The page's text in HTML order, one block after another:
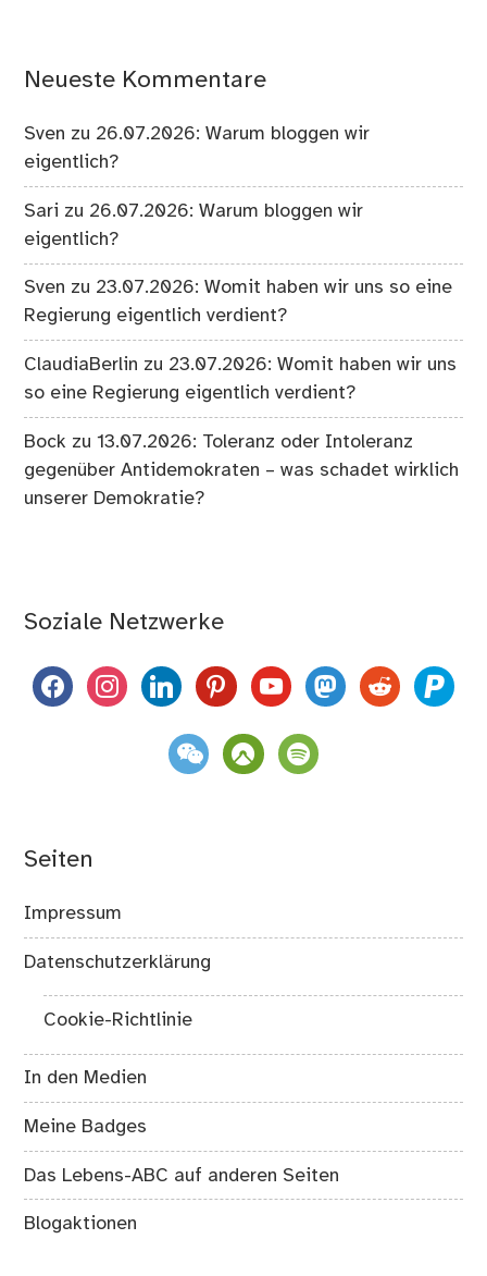
Neueste Kommentare
Sven zu 26.07.2026: Warum bloggen wir
eigentlich?
Sari zu 26.07.2026: Warum bloggen wir
eigentlich?
Sven zu 23.07.2026: Womit haben wir uns so eine
Regierung eigentlich verdient?
ClaudiaBerlin zu 23.07.2026: Womit haben wir uns
so eine Regierung eigentlich verdient?
Bock zu13.07.2026: Toleranz oder Intoleranz
gegenüber Antidemokraten – was schadet wirklich
unserer Demokratie?
Soziale Netzwerke
facebookinstagramlinkedinpinterestyoutubemastodon
reddit paypal
weixin komootspotify
Seiten
Impressum
Datenschutzerklärung
Cookie-Richtlinie
In den Medien
Meine Badges
Das Lebens-ABC auf anderen Seiten
Blogaktionen